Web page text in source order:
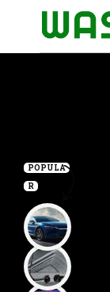
POPULA
R